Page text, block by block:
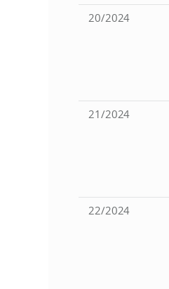
20/2024
21/2024
22/2024